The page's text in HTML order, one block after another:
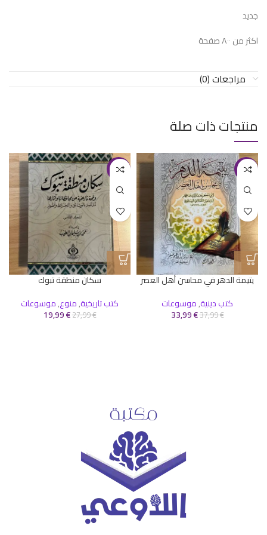
جديد
اكثر من ٨٠٠ صفحة
مراجعات (0)
منتجات ذات صلة
-11%
يتيمة الدهر في محاسن أهل العصر
كتب دينية,موسوعات
37,99€
33,99€
-29%
سكان منطقة تبوك
كتب تاريخية,منوع,موسوعات
27,99€
19,99€